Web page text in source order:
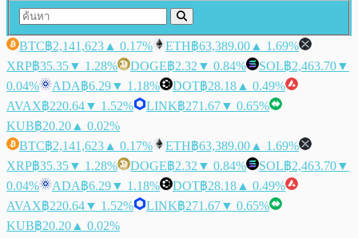
BTC฿2,141,623 ▲ 0.17% ETH฿63,389.00 ▲ 1.69%
XRP฿35.35▼ 1.28% DOGE฿2.32 ▼ 0.84% SOL฿2,463.70▼
0.04%
ADA฿6.29▼ 1.18% DOT฿28.18 ▲ 0.49%
AVAX฿220.64▼ 1.52% LINK฿271.67▼ 0.65%
KUB฿20.20 ▲ 0.02%
BTC฿2,141,623 ▲ 0.17% ETH฿63,389.00 ▲ 1.69%
XRP฿35.35▼ 1.28% DOGE฿2.32 ▼ 0.84% SOL฿2,463.70▼
0.04%
ADA฿6.29▼ 1.18% DOT฿28.18 ▲ 0.49%
AVAX฿220.64▼ 1.52% LINK฿271.67▼ 0.65%
KUB฿20.20 ▲ 0.02%